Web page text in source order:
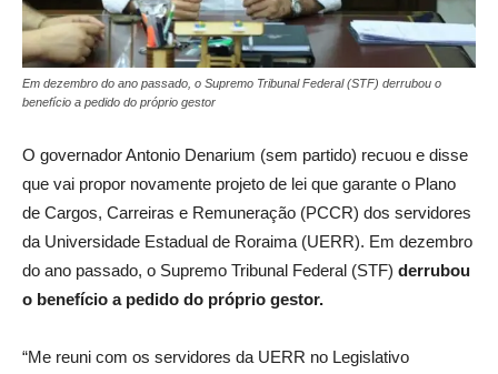
Em dezembro do ano passado, o Supremo Tribunal Federal (STF) derrubou o
benefício a pedido do próprio gestor
O governador Antonio Denarium (sem partido) recuou e disse
que vai propor novamente projeto de lei que garante o Plano
de Cargos, Carreiras e Remuneração (PCCR) dos servidores
da Universidade Estadual de Roraima (UERR). Em dezembro
do ano passado, o Supremo Tribunal Federal (STF) derrubou
o benefício a pedido do próprio gestor.
“Me reuni com os servidores da UERR no Legislativo